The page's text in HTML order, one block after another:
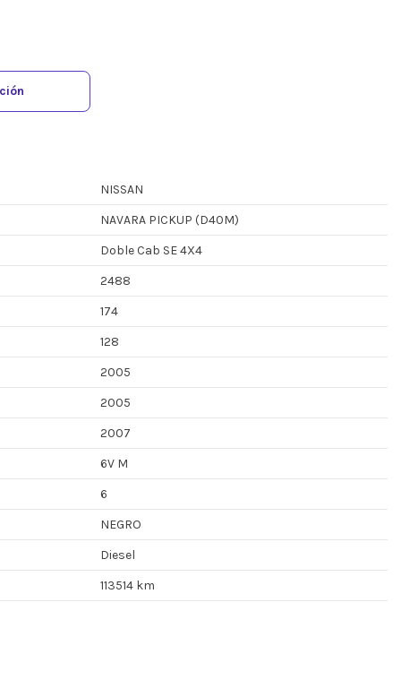
NISSAN
NAVARA PICKUP (D40M)
Doble Cab SE 4X4
2488
174
128
2005
2005
2007
6V M
6
NEGRO
Diesel
113514 km